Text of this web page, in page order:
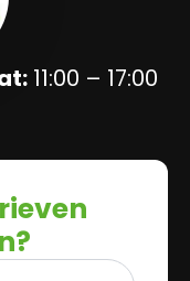
11:00 – 17:00